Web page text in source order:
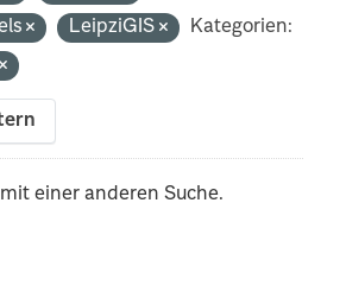
LeipziGIS
Kategorien:
einer anderen Suche.